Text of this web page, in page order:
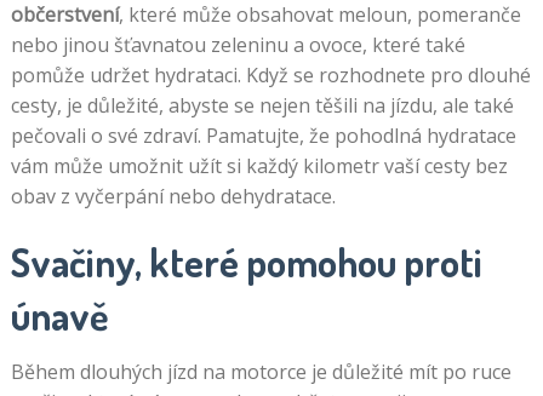
občerstvení, které může obsahovat meloun, pomeranče
nebo jinou šťavnatou zeleninu a ovoce, které také
pomůže udržet hydrataci. Když se rozhodnete pro dlouhé
cesty, je důležité, abyste se nejen těšili na jízdu, ale také
pečovali o své zdraví. Pamatujte, že pohodlná hydratace
vám může umožnit užít si každý kilometr vaší cesty bez
obav z vyčerpání nebo dehydratace.
Svačiny, které pomohou proti
únavě
Během dlouhých jízd na motorce je důležité mít po ruce